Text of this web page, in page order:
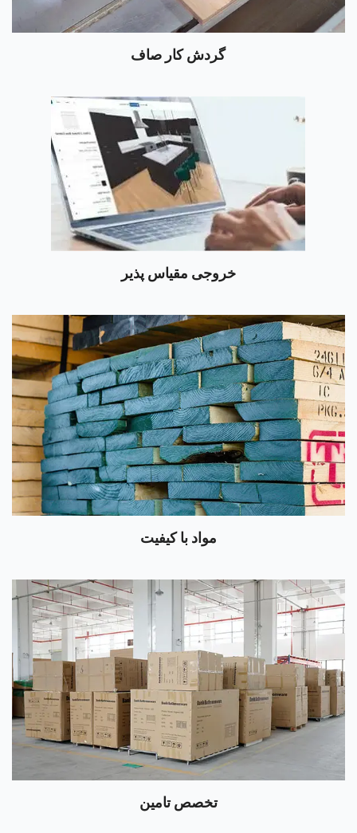
گردش کار صاف
خروجی مقیاس پذیر
مواد با کیفیت
تخصص تامین